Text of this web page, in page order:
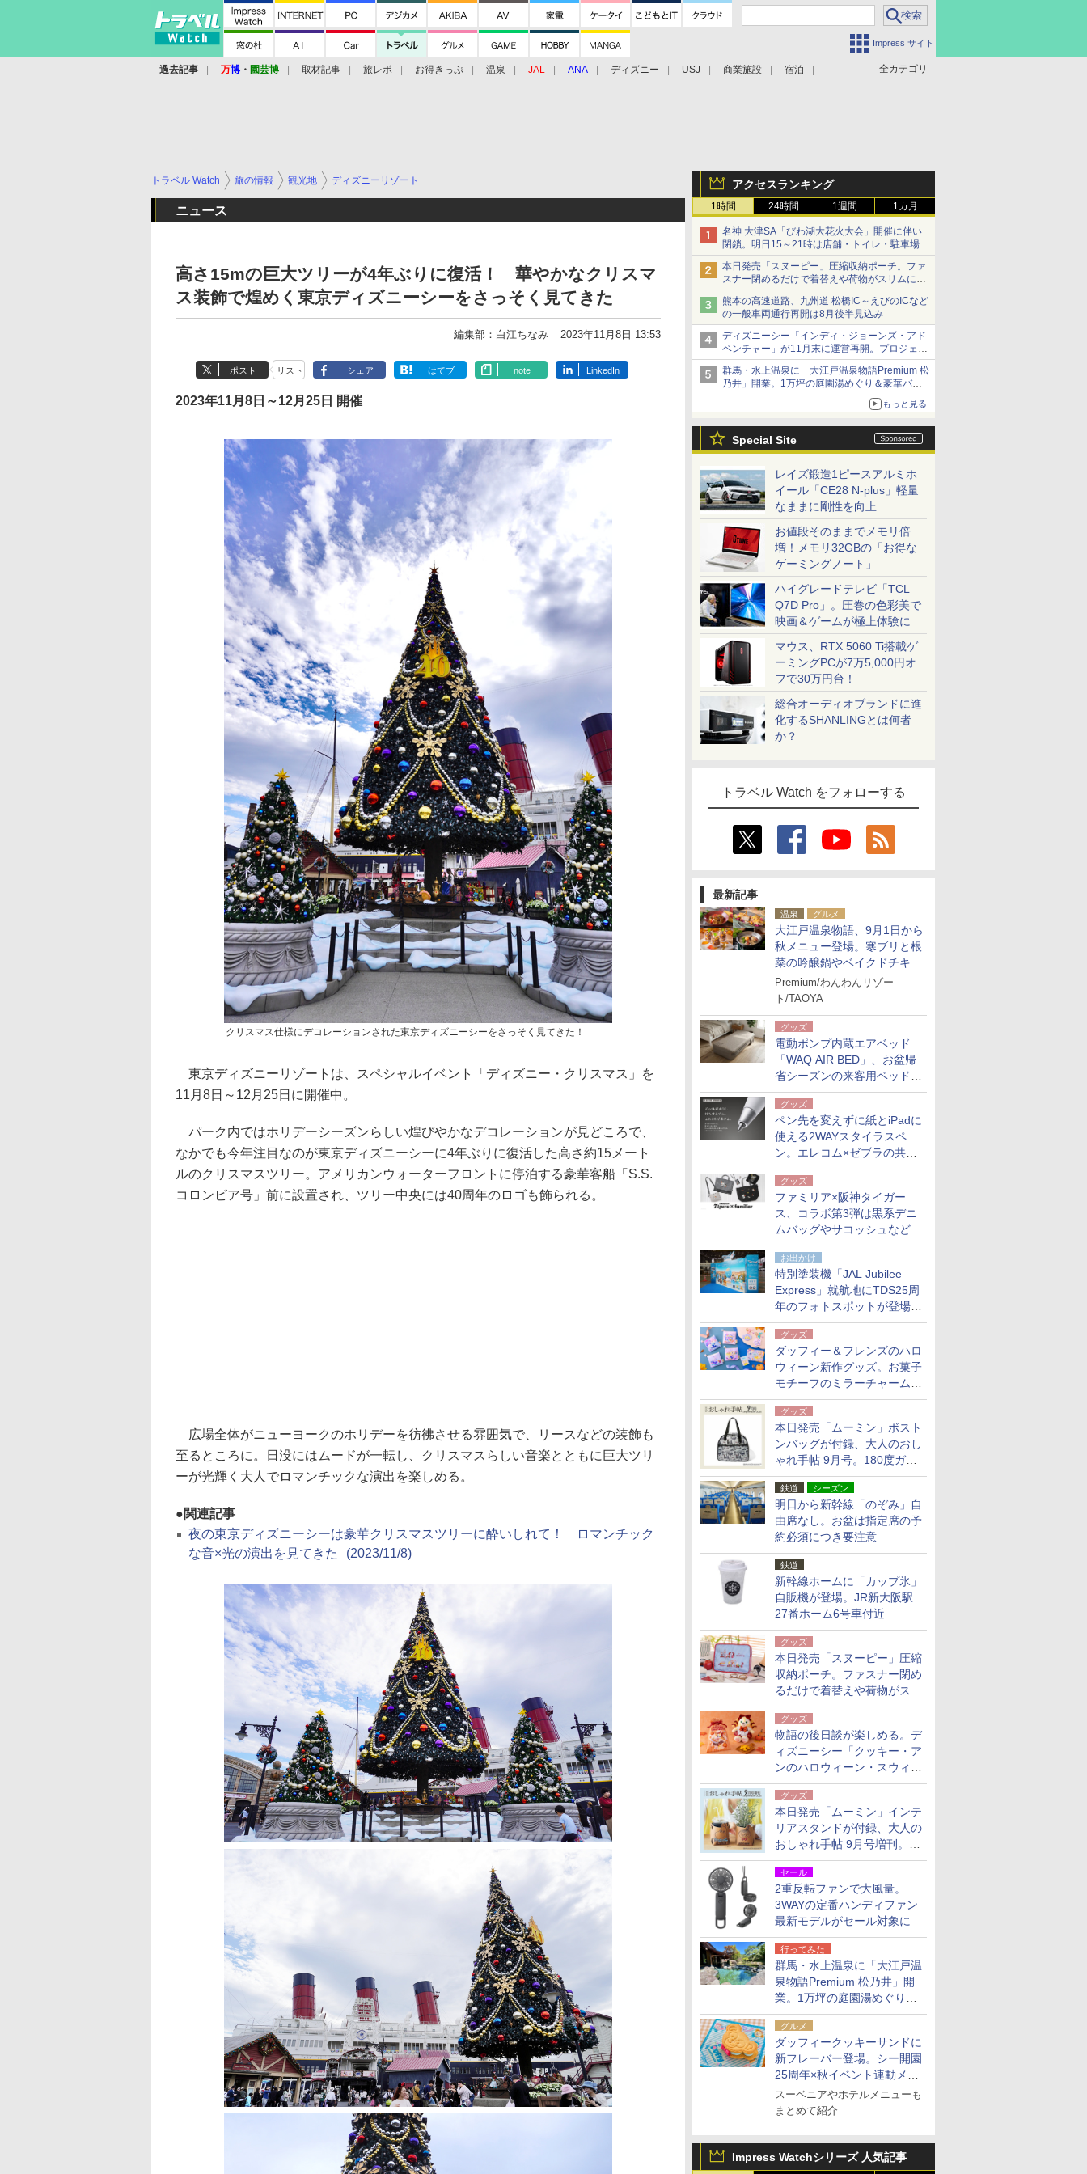
Impress サイト
全カテゴリ
過去記事 万博 ・ 園芸博 取材記事 旅レポ お得きっぷ 温泉 JAL ANA ディズニー USJ 商業施設 宿泊
アクセスランキング
1時間 24時間 1週間 1カ月
名神 大津SA「びわ湖大花火大会」開催に伴い
閉鎖。明日15～21時は店舗・トイレ・駐車場の
利用不可
本日発売「スヌーピー」圧縮収納ポーチ。ファ
スナー閉めるだけで着替えや荷物がスリムにま
とまる
熊本の高速道路、九州道 松橋IC～えびのICなど
の一般車両通行再開は8月後半見込み
ディズニーシー「インディ・ジョーンズ・アド
ベンチャー」が11月末に運営再開。プロジェク
ションマッピングを追加、DPAは1500円
群馬・水上温泉に「大江戸温泉物語Premium 松
乃井」開業。1万坪の庭園湯めぐり＆豪華バイ
もっと見る
Special Site
レイズ鍛造1ピースアルミホ
イール「CE28 N-plus」軽量
なままに剛性を向上
お値段そのままでメモリ倍
増！メモリ32GBの「お得な
ゲーミングノート」
ハイグレードテレビ「TCL
Q7D Pro」。圧巻の色彩美で
映画＆ゲームが極上体験に
マウス、RTX 5060 Ti搭載ゲ
ーミングPCが7万5,000円オ
フで30万円台！
総合オーディオブランドに進
化するSHANLINGとは何者
か？
トラベル Watch をフォローする
最新記事
温泉 グルメ
大江戸温泉物語、9月1日から
秋メニュー登場。寒ブリと根
菜の吟醸鍋やベイクドチキ
ン、ショコラ＆栗スイーツも
食べ放題に
Premium/わんわんリゾー
ト/TAOYA
グッズ
電動ポンプ内蔵エアベッド
「WAQ AIR BED」、お盆帰
省シーズンの来客用ベッドに
も。使用後は収納バッグでコ
ンパクトに保管
グッズ
ペン先を変えずに紙とiPadに
使える2WAYスタイラスペ
ン。エレコム×ゼブラの共同
開発
グッズ
ファミリア×阪神タイガー
ス、コラボ第3弾は黒系デニ
ムバッグやサコッシュなど6
点。8月21日オンラインスト
アで発売
お出かけ
特別塗装機「JAL Jubilee
Express」就航地にTDS25周
年のフォトスポットが登場。
10月末まで青森空港に
グッズ
ダッフィー＆フレンズのハロ
ウィーン新作グッズ。お菓子
モチーフのミラーチャーム/
デザインポーチほか
グッズ
本日発売「ムーミン」ボスト
ンバッグが付録、大人のおし
ゃれ手帖 9月号。180度ガバ
ッと開いて大容量
鉄道 シーズン
明日から新幹線「のぞみ」自
由席なし。お盆は指定席の予
約必須につき要注意
鉄道
新幹線ホームに「カップ氷」
自販機が登場。JR新大阪駅
27番ホーム6号車付近
グッズ
本日発売「スヌーピー」圧縮
収納ポーチ。ファスナー閉め
るだけで着替えや荷物がスリ
ムにまとまる
グッズ
物語の後日談が楽しめる。デ
ィズニーシー「クッキー・ア
ンのハロウィーン・スウィー
トサプライズ」限定グッズ公
開グッズ
本日発売「ムーミン」インテ
リアスタンドが付録、大人の
おしゃれ手帖 9月号増刊。レ
ザー調で高級感ある2個セッ
トセール
2重反転ファンで大風量。
3WAYの定番ハンディファン
最新モデルがセール対象に
行ってみた
群馬・水上温泉に「大江戸温
泉物語Premium 松乃井」開
業。1万坪の庭園湯めぐり＆
豪華バイキングを体験してき
た！
グルメ
ダッフィークッキーサンドに
新フレーバー登場。シー開園
25周年×秋イベント連動メニ
ュー
スーベニアやホテルメニューも
まとめて紹介
Impress Watchシリーズ 人気記事
トラベル Watch 旅の情報 観光地 ディズニーリゾート
ニュース
高さ15mの巨大ツリーが4年ぶりに復活！ 華やかなクリスマ
ス装飾で煌めく東京ディズニーシーをさっそく見てきた
編集部：白江ちなみ 2023年11月8日 13:53
ポスト リスト シェア はてブ note LinkedIn
2023年11月8日～12月25日 開催
クリスマス仕様にデコレーションされた東京ディズニーシーをさっそく見てきた！
東京ディズニーリゾートは、スペシャルイベント「ディズニー・クリスマス」を
11月8日～12月25日に開催中。
パーク内ではホリデーシーズンらしい煌びやかなデコレーションが見どころで、
なかでも今年注目なのが東京ディズニーシーに4年ぶりに復活した高さ約15メート
ルのクリスマスツリー。アメリカンウォーターフロントに停泊する豪華客船「S.S.
コロンビア号」前に設置され、ツリー中央には40周年のロゴも飾られる。
広場全体がニューヨークのホリデーを彷彿させる雰囲気で、リースなどの装飾も
至るところに。日没にはムードが一転し、クリスマスらしい音楽とともに巨大ツリ
ーが光輝く大人でロマンチックな演出を楽しめる。
関連記事
夜の東京ディズニーシーは豪華クリスマスツリーに酔いしれて！ ロマンチック
な音×光の演出を見てきた
(2023/11/8)